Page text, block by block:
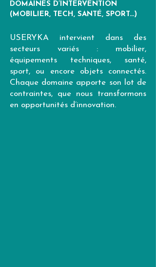
DOMAINES D’INTERVENTION
(MOBILIER, TECH, SANTÉ, SPORT…)
USERYKA intervient dans des
secteurs variés : mobilier,
équipements techniques, santé,
sport, ou encore objets connectés.
Chaque domaine apporte son lot de
contraintes, que nous transformons
en opportunités d’innovation.